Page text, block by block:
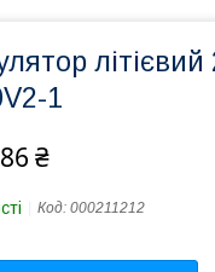
1
₴
Код: 000211212